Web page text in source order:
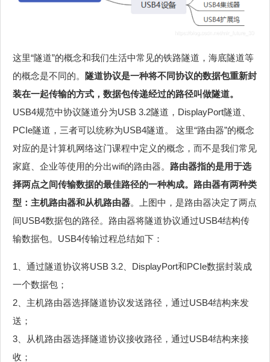
这里“隧道”的概念和我们生活中常见的铁路隧道，海底隧道等
的概念是不同的。
隧道协议是一种将不同协议的数据包重新封
装在一起传输的方式，数据包传递经过的路径叫做隧道。
USB4规范中协议隧道分为USB 3.2隧道，DisplayPort隧道、
PCIe隧道，三者可以统称为USB4隧道。 这里“路由器”的概念
对应的是计算机网络这门课程中定义的概念，而不是我们常见
家庭、企业等使用的分出wifi的路由器。 路由器指的是用于选
择两点之间传输数据的最佳路径的一种构成。路由器有两种类
型：主机路由器和从机路由器。上图中，是路由器决定了两点
间USB4数据包的路径。路由器将隧道协议通过USB4结构传
输数据包。USB4传输过程总结如下：
1、通过隧道协议将USB 3.2、DisplayPort和PCIe数据封装成
一个数据包；
2、主机路由器选择隧道协议发送路径，通过USB4结构来发
送；
3、从机路由器选择隧道协议接收路径，通过USB4结构来接
收；